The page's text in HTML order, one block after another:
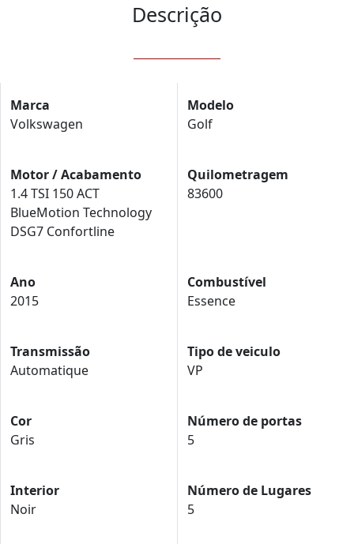
Descrição
Marca
Volkswagen
Modelo
Golf
Motor / Acabamento
1.4 TSI 150 ACT
BlueMotion Technology
DSG7 Confortline
Quilometragem
83600
Ano
2015
Combustível
Essence
Transmissão
Automatique
Tipo de veiculo
VP
Cor
Gris
Número de portas
5
Interior
Noir
Número de Lugares
5